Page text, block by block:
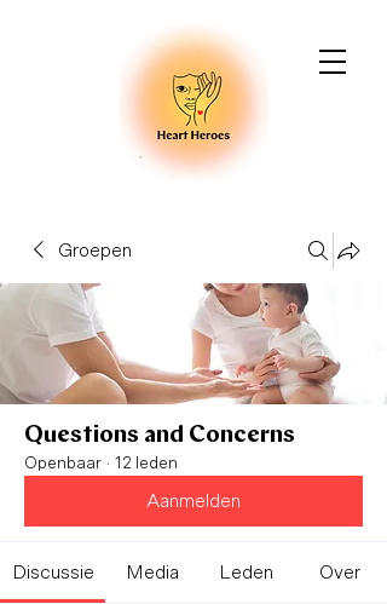
Groepen
Questions and Concerns
Openbaar · 12 leden
Aanmelden
Discussie Media Leden Over